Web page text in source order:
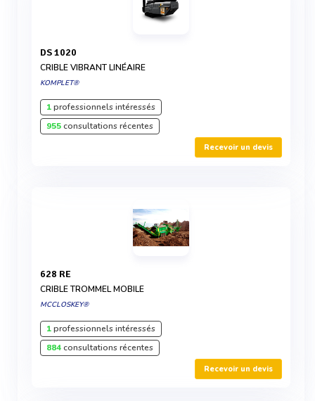
DS 1020
CRIBLE VIBRANT LINÉAIRE
KOMPLET®
1professionnels intéressés
955consultations récentes
Recevoir un devis
628 RE
CRIBLE TROMMEL MOBILE
MCCLOSKEY®
1professionnels intéressés
884consultations récentes
Recevoir un devis